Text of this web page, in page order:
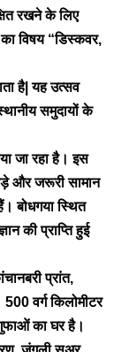
रखने के लिए
विषय “डिस्कवर,
है| यह उत्सव
समुदायों के
जा रहा है। इस
और जरूरी सामान
बोधगया स्थित
की प्राप्ति हुई
प्रांत,
वर्ग किलोमीटर
का घर है।